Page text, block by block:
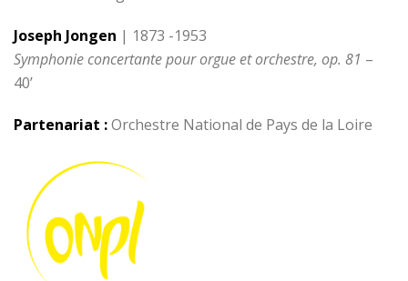
Joseph Jongen | 1873 -1953
Symphonie concertante pour orgue et orchestre, op. 81 –
40’
Partenariat :Orchestre National de Pays de la Loire